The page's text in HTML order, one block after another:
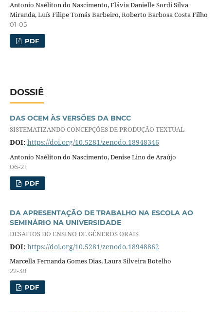
Antonio Naéliton do Nascimento, Flávia Danielle Sordi Silva
Miranda, Luís Filipe Tomás Barbeiro, Roberto Barbosa Costa Filho
01-05
PDF
DOSSIÊ
DAS OCEM ÀS VERSÕES DA BNCC
SISTEMATIZANDO CONCEPÇÕES DE PRODUÇÃO TEXTUAL
DOI: https://doi.org/10.5281/zenodo.18948346
Antonio Naéliton do Nascimento, Denise Lino de Araújo
06-21
PDF
DA APRESENTAÇÃO DE TRABALHO NA ESCOLA AO
SEMINÁRIO NA UNIVERSIDADE
DESAFIOS DO ENSINO DE GÊNEROS ORAIS
DOI: https://doi.org/10.5281/zenodo.18948862
Marcella Fernanda Gomes Dias, Laura Silveira Botelho
22-38
PDF